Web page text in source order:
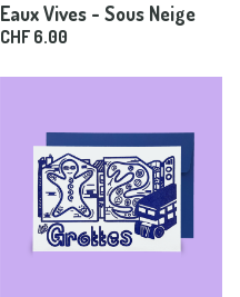
Eaux Vives - Sous Neige
CHF 6.00